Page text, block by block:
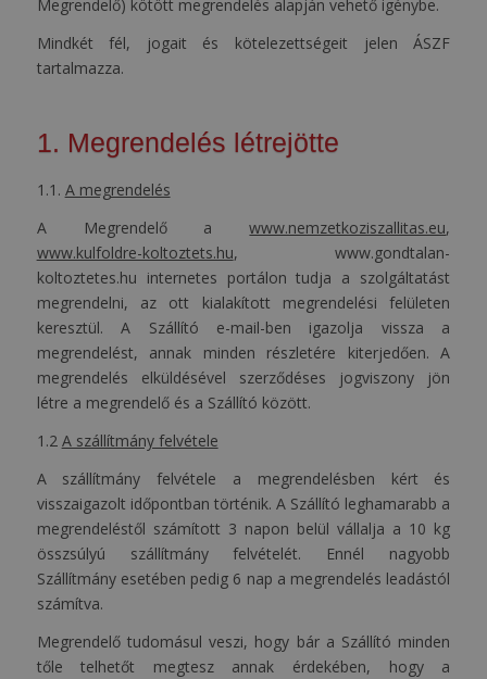
Megrendelő) kötött megrendelés alapján vehető igénybe.
Mindkét fél, jogait és kötelezettségeit jelen ÁSZF
tartalmazza.
1. Megrendelés létrejötte
1.1. A megrendelés
A Megrendelő awww.nemzetkoziszallitas.eu,
www.kulfoldre-koltoztets.hu, www.gondtalan-
koltoztetes.hu internetes portálon tudja a szolgáltatást
megrendelni, az ott kialakított megrendelési felületen
keresztül. A Szállító e-mail-ben igazolja vissza a
megrendelést, annak minden részletére kiterjedően. A
megrendelés elküldésével szerződéses jogviszony jön
létre a megrendelő és a Szállító között.
1.2 A szállítmány felvétele
A szállítmány felvétele a megrendelésben kért és
visszaigazolt időpontban történik. A Szállító leghamarabb a
megrendeléstől számított 3 napon belül vállalja a 10 kg
összsúlyú szállítmány felvételét. Ennél nagyobb
Szállítmány esetében pedig 6 nap a megrendelés leadástól
számítva.
Megrendelő tudomásul veszi, hogy bár a Szállító minden
tőle telhetőt megtesz annak érdekében, hogy a